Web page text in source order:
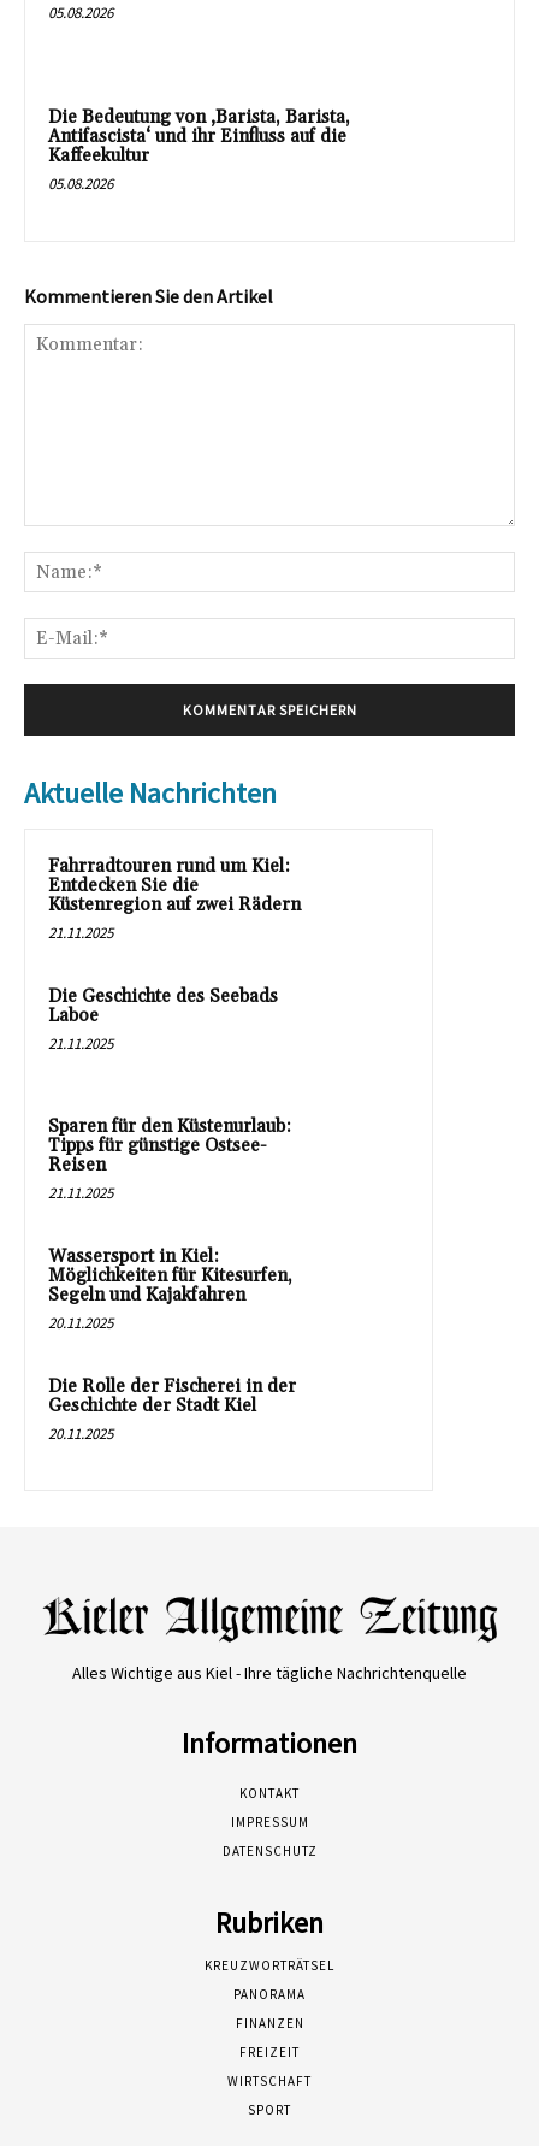
05.08.2026
Die Bedeutung von ‚Barista, Barista,
Antifascista‘ und ihr Einfluss auf die
Kaffeekultur
05.08.2026
Kommentieren Sie den Artikel
Aktuelle Nachrichten
Fahrradtouren rund um Kiel:
Entdecken Sie die
Küstenregion auf zwei Rädern
21.11.2025
Die Geschichte des Seebads
Laboe
21.11.2025
Sparen für den Küstenurlaub:
Tipps für günstige Ostsee-
Reisen
21.11.2025
Wassersport in Kiel:
Möglichkeiten für Kitesurfen,
Segeln und Kajakfahren
20.11.2025
Die Rolle der Fischerei in der
Geschichte der Stadt Kiel
20.11.2025
Alles Wichtige aus Kiel - Ihre tägliche Nachrichtenquelle
Informationen
KONTAKT
IMPRESSUM
DATENSCHUTZ
Rubriken
KREUZWORTRÄTSEL
PANORAMA
FINANZEN
FREIZEIT
WIRTSCHAFT
SPORT